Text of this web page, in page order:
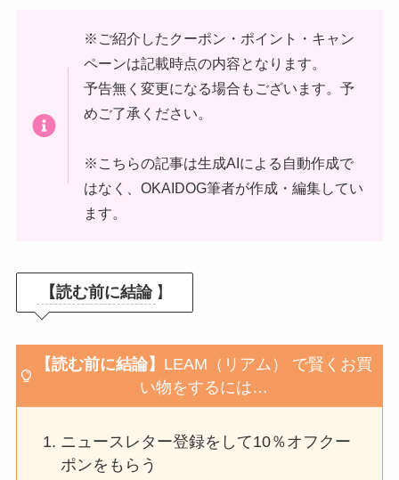
※ご紹介したクーポン・ポイント・キャン
ペーンは記載時点の内容となります。
予告無く変更になる場合もございます。予
めご了承ください。
※こちらの記事は生成AIによる自動作成で
はなく、OKAIDOG筆者が作成・編集してい
ます。
【読む前に結論 】
【読む前に結論】 LEAM（リアム） で賢くお買
い物をするには…
ニュースレター登録をして10％オフクー
ポンをもらう